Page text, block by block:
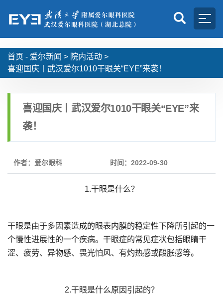
首页 - 爱尔新闻 > 院内活动 >
喜迎国庆丨武汉爱尔1010干眼关“EYE”来袭！
喜迎国庆丨武汉爱尔1010干眼关“EYE”来
袭！
作者：爱尔眼科 时间：2022-09-30
1.干眼是什么？
干眼是由于多因素造成的眼表内膜的稳定性下降所引起的一
个慢性进展性的一个疾病。干眼症的常见症状包括眼睛干
涩、疲劳、异物感、畏光怕风、有灼热感或酸胀感等。
2.干眼是什么原因引起的？